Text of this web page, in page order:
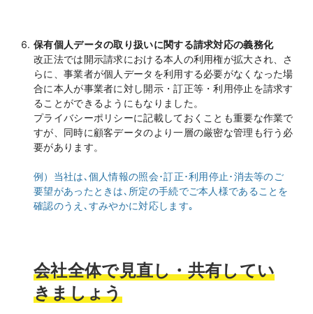
保有個人データの取り扱いに関する請求対応の義務化
改正法では開示請求における本人の利用権が拡大され、さ
らに、事業者が個人データを利用する必要がなくなった場
合に本人が事業者に対し開示・訂正等・利用停止を請求す
ることができるようにもなりました。
プライバシーポリシーに記載しておくことも重要な作業で
すが、同時に顧客データのより一層の厳密な管理も行う必
要があります。
例）当社は､個人情報の照会･訂正･利用停止･消去等のご
要望があったときは､所定の手続でご本人様であることを
確認のうえ､すみやかに対応します｡
会社全体で見直し・共有してい
きましょう